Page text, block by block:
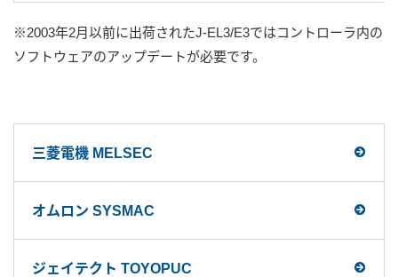
※2003年2月以前に出荷されたJ-EL3/E3ではコントローラ内の
ソフトウェアのアップデートが必要です。
三菱電機 MELSEC
オムロン SYSMAC
ジェイテクト TOYOPUC